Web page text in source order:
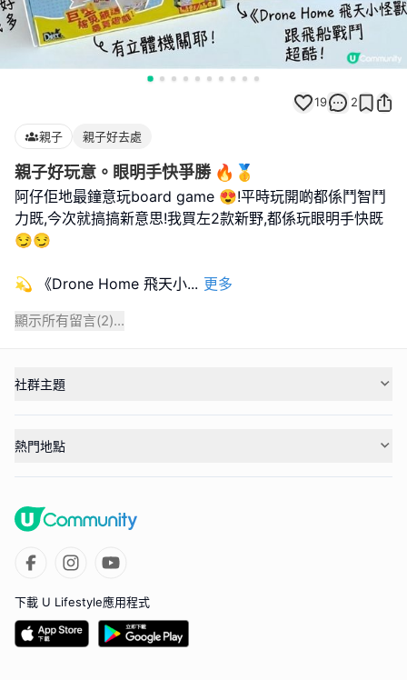
19 2
親子 親子好去處
親子好玩意。眼明手快爭勝 🔥🥇
阿仔佢地最鐘意玩board game 😍!平時玩開啲都係鬥智鬥
力既,今次就搞搞新意思!我買左2款新野,都係玩眼明手快既
😏😏
💫 《Drone Home 飛天小... 更多
顯示所有留言(2)...
社群主題
熱門地點
下載 U Lifestyle應用程式